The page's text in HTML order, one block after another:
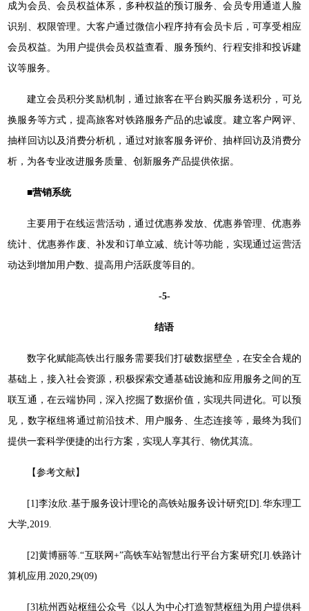
成为会员、会员权益体系，多种权益的预订服务、会员专用通道人脸
识别、权限管理。大客户通过微信小程序持有会员卡后，可享受相应
会员权益。为用户提供会员权益查看、服务预约、行程安排和投诉建
议等服务。
建立会员积分奖励机制，通过旅客在平台购买服务送积分，可兑
换服务等方式，提高旅客对铁路服务产品的忠诚度。建立客户网评、
抽样回访以及消费分析机，通过对旅客服务评价、抽样回访及消费分
析，为各专业改进服务质量、创新服务产品提供依据。
■营销系统
主要用于在线运营活动，通过优惠券发放、优惠券管理、优惠券
统计、优惠券作废、补发和订单立减、统计等功能，实现通过运营活
动达到增加用户数、提高用户活跃度等目的。
-5-
结语
数字化赋能高铁出行服务需要我们打破数据壁垒，在安全合规的
基础上，接入社会资源，积极探索交通基础设施和应用服务之间的互
联互通，在云端协同，深入挖掘了数据价值，实现共同进化。可以预
见，数字枢纽将通过前沿技术、用户服务、生态连接等，最终为我们
提供一套科学便捷的出行方案，实现人享其行、物优其流。
【参考文献】
[1]李汝欣.基于服务设计理论的高铁站服务设计研究[D].华东理工
大学,2019.
[2]黄博丽等.“互联网+”高铁车站智慧出行平台方案研究[J].铁路计
算机应用.2020,29(09)
[3]杭州西站枢纽公众号《以人为中心打造智慧枢纽为用户提供科